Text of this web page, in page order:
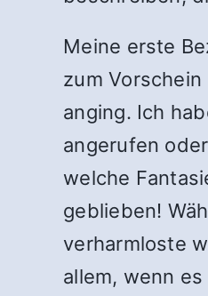
Meine erste
zum
anging. Ich
angerufen
welche
geblieben!
verharmloste
allem, wenn